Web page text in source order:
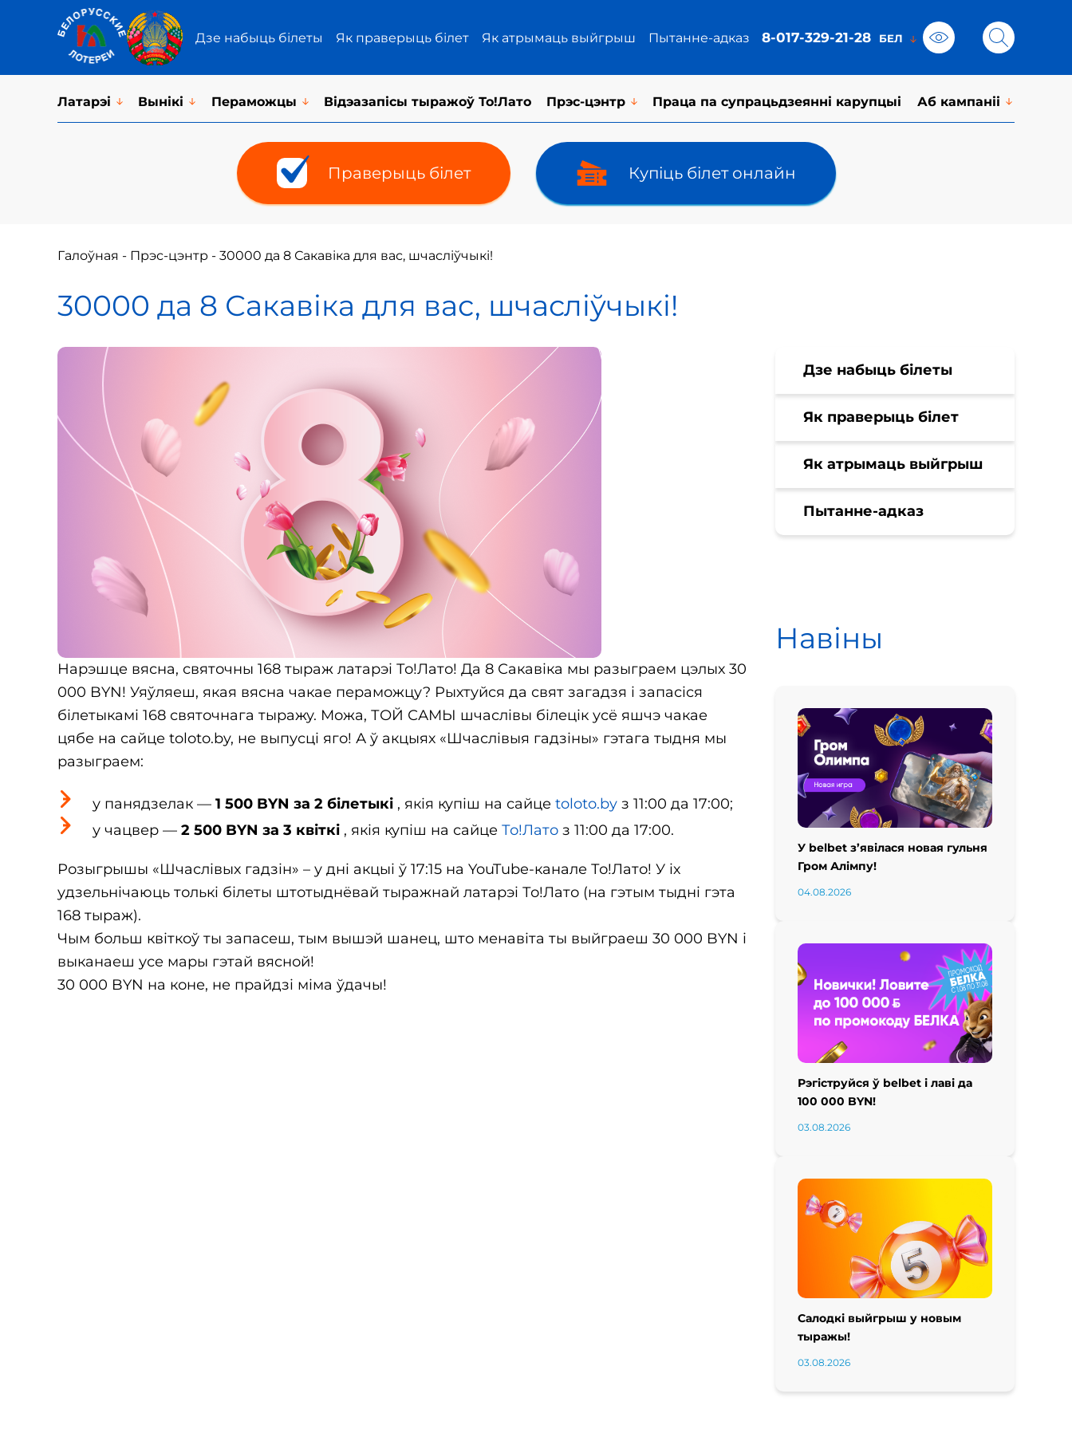
Дзе набыць білеты Як праверыць білет Як атрымаць выйгрыш Пытанне-адказ 8-017-329-21-28
Латарэi Вынікі Пераможцы Відэазапісы тыражоў То!Лато Прэс-цэнтр Праца па супрацьдзеянні карупцыі Аб кампаніі
Праверыць білет Купіць білет онлайн
Галоўная - Прэс-цэнтр - 30000 да 8 Сакавіка для вас, шчасліўчыкі!
30000 да 8 Сакавіка для вас, шчасліўчыкі!
Нарэшце вясна, святочны 168 тыраж латарэі То!Лато! Да 8 Сакавіка мы разыграем цэлых 30
000 BYN! Уяўляеш, якая вясна чакае пераможцу? Рыхтуйся да свят загадзя і запасіся
білетыкамі 168 святочнага тыражу. Можа, ТОЙ САМЫ шчаслівы білецік усё яшчэ чакае
цябе на сайце toloto.by, не выпусці яго! А ў акцыях «Шчаслівыя гадзіны» гэтага тыдня мы
разыграем:
у панядзелак — 1 500 BYN за 2 білетыкі , якія купіш на сайце toloto.by з 11:00 да 17:00;
у чацвер — 2 500 BYN за 3 квіткі , якія купіш на сайце То!Лато з 11:00 да 17:00.
Розыгрышы «Шчаслівых гадзін» – у дні акцыі ў 17:15 на YouTube-канале То!Лато! У іх
удзельнічаюць толькі білеты штотыднёвай тыражнай латарэі То!Лато (на гэтым тыдні гэта
168 тыраж).
Чым больш квіткоў ты запасеш, тым вышэй шанец, што менавіта ты выйграеш 30 000 BYN і
выканаеш усе мары гэтай вясной!
30 000 BYN на коне, не прайдзі міма ўдачы!
Дзе набыць білеты
Як праверыць білет
Як атрымаць выйгрыш
Пытанне-адказ
Навіны
У belbet з’явілася новая гульня
Гром Алімпу!
04.08.2026
Рэгіструйся ў belbet і лаві да
100 000 BYN!
03.08.2026
Салодкі выйгрыш у новым
тыражы!
03.08.2026